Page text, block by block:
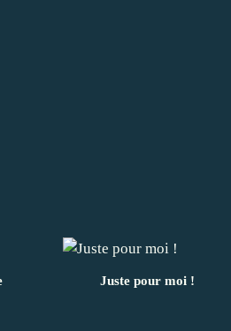
Juste pour moi !